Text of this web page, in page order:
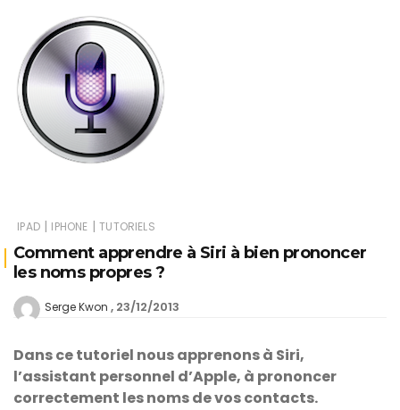
IPAD | IPHONE | TUTORIELS
Comment apprendre à Siri à bien prononcer
les noms propres ?
Serge Kwon 23/12/2013
Dans ce tutoriel nous apprenons à Siri,
l’assistant personnel d’Apple, à prononcer
correctement les noms de vos contacts.